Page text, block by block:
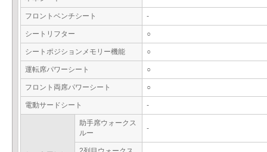
フロントベンチシート -
シートリフター ○
シートポジションメモリー機能 ○
運転席パワーシート ○
フロント両席パワーシート ○
電動サードシート -
助手席ウォークス
ルー
-